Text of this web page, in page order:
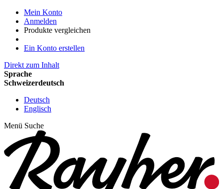
Mein Konto
Anmelden
Produkte vergleichen
Ein Konto erstellen
Direkt zum Inhalt
Sprache
Schweizerdeutsch
Deutsch
Englisch
Menü Suche